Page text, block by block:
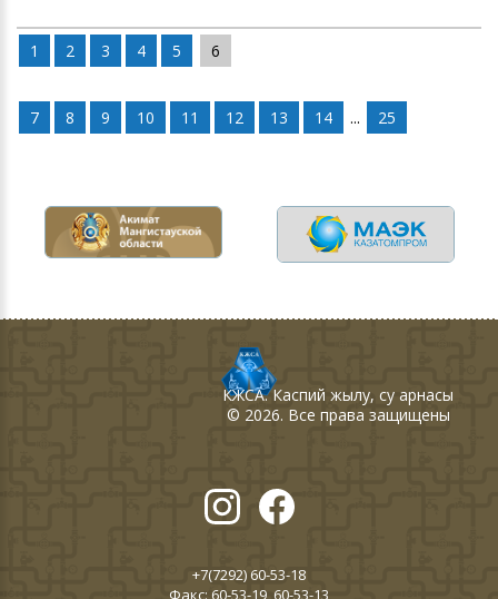
1 2 3 4 5 6
7 8 9 10 11 12 13 14 ... 25
КЖСА. Каспий жылу, су арнасы
© 2026. Все права защищены
+7(7292) 60-53-18
Факс: 60-53-19, 60-53-13